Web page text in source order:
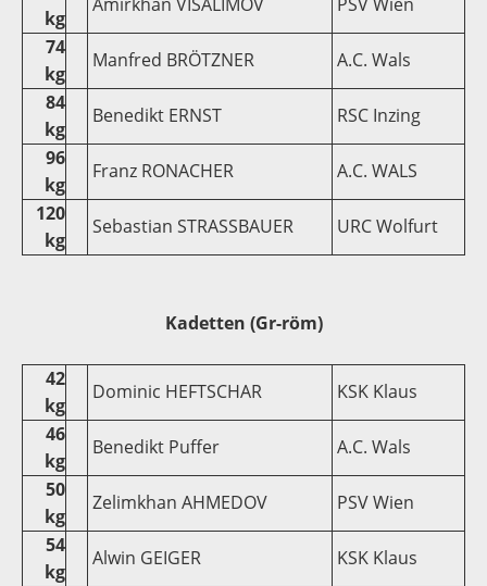
kg
74
kg
Manfred BRÖTZNER
A.C. Wals
84
kg
Benedikt ERNST
RSC Inzing
96
kg
Franz RONACHER
A.C. WALS
120
kg
Sebastian STRASSBAUER URC Wolfurt
Kadetten (Gr-röm)
42
kg
Dominic HEFTSCHAR
KSK Klaus
46
kg
Benedikt Puffer
A.C. Wals
50
kg
Zelimkhan AHMEDOV
PSV Wien
54
kg
Alwin GEIGER
KSK Klaus